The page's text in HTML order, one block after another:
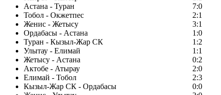
Астана - Туран
7:0
Тобол - Окжетпес
2:1
Женис - Жетысу
3:1
Ордабасы - Астана
1:0
Туран - Кызыл-Жар СК
1:2
Улытау - Елимай
1:1
Жетысу - Астана
0:2
Актобе - Атырау
2:0
Елимай - Тобол
2:3
Кызыл-Жар СК - Ордабасы
0:0